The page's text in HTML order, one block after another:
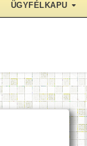
ÜGYFÉLKAPU